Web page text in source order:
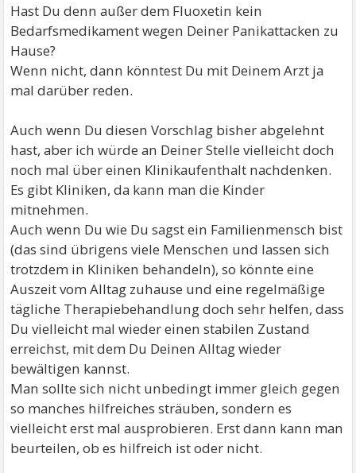
Hast Du denn außer dem Fluoxetin kein
Bedarfsmedikament wegen Deiner Panikattacken zu
Hause?
Wenn nicht, dann könntest Du mit Deinem Arzt ja
mal darüber reden.
Auch wenn Du diesen Vorschlag bisher abgelehnt
hast, aber ich würde an Deiner Stelle vielleicht doch
noch mal über einen Klinikaufenthalt nachdenken.
Es gibt Kliniken, da kann man die Kinder
mitnehmen.
Auch wenn Du wie Du sagst ein Familienmensch bist
(das sind übrigens viele Menschen und lassen sich
trotzdem in Kliniken behandeln), so könnte eine
Auszeit vom Alltag zuhause und eine regelmäßige
tägliche Therapiebehandlung doch sehr helfen, dass
Du vielleicht mal wieder einen stabilen Zustand
erreichst, mit dem Du Deinen Alltag wieder
bewältigen kannst.
Man sollte sich nicht unbedingt immer gleich gegen
so manches hilfreiches sträuben, sondern es
vielleicht erst mal ausprobieren. Erst dann kann man
beurteilen, ob es hilfreich ist oder nicht.